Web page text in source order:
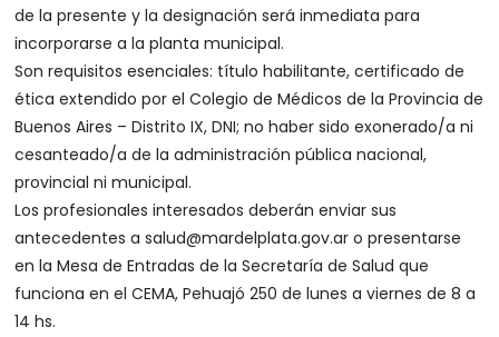
de la presente y la designación será inmediata para
incorporarse a la planta municipal.
Son requisitos esenciales: título habilitante, certificado de
ética extendido por el Colegio de Médicos de la Provincia de
Buenos Aires – Distrito IX, DNI; no haber sido exonerado/a ni
cesanteado/a de la administración pública nacional,
provincial ni municipal.
Los profesionales interesados deberán enviar sus
antecedentes a salud@mardelplata.gov.ar o presentarse
en la Mesa de Entradas de la Secretaría de Salud que
funciona en el CEMA, Pehuajó 250 de lunes a viernes de 8 a
14 hs.